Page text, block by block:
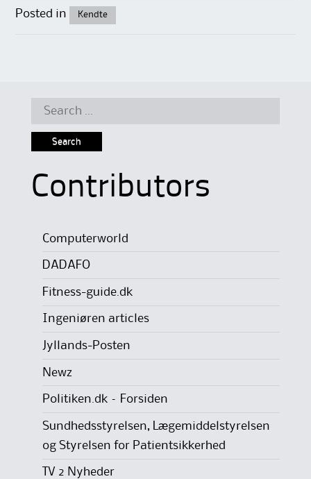
Posted in Kendte
Search
Contributors
Computerworld
DADAFO
Fitness-guide.dk
Ingeniøren articles
Jyllands-Posten
Newz
Politiken.dk – Forsiden
Sundhedsstyrelsen, Lægemiddelstyrelsen
og Styrelsen for Patientsikkerhed
TV 2 Nyheder